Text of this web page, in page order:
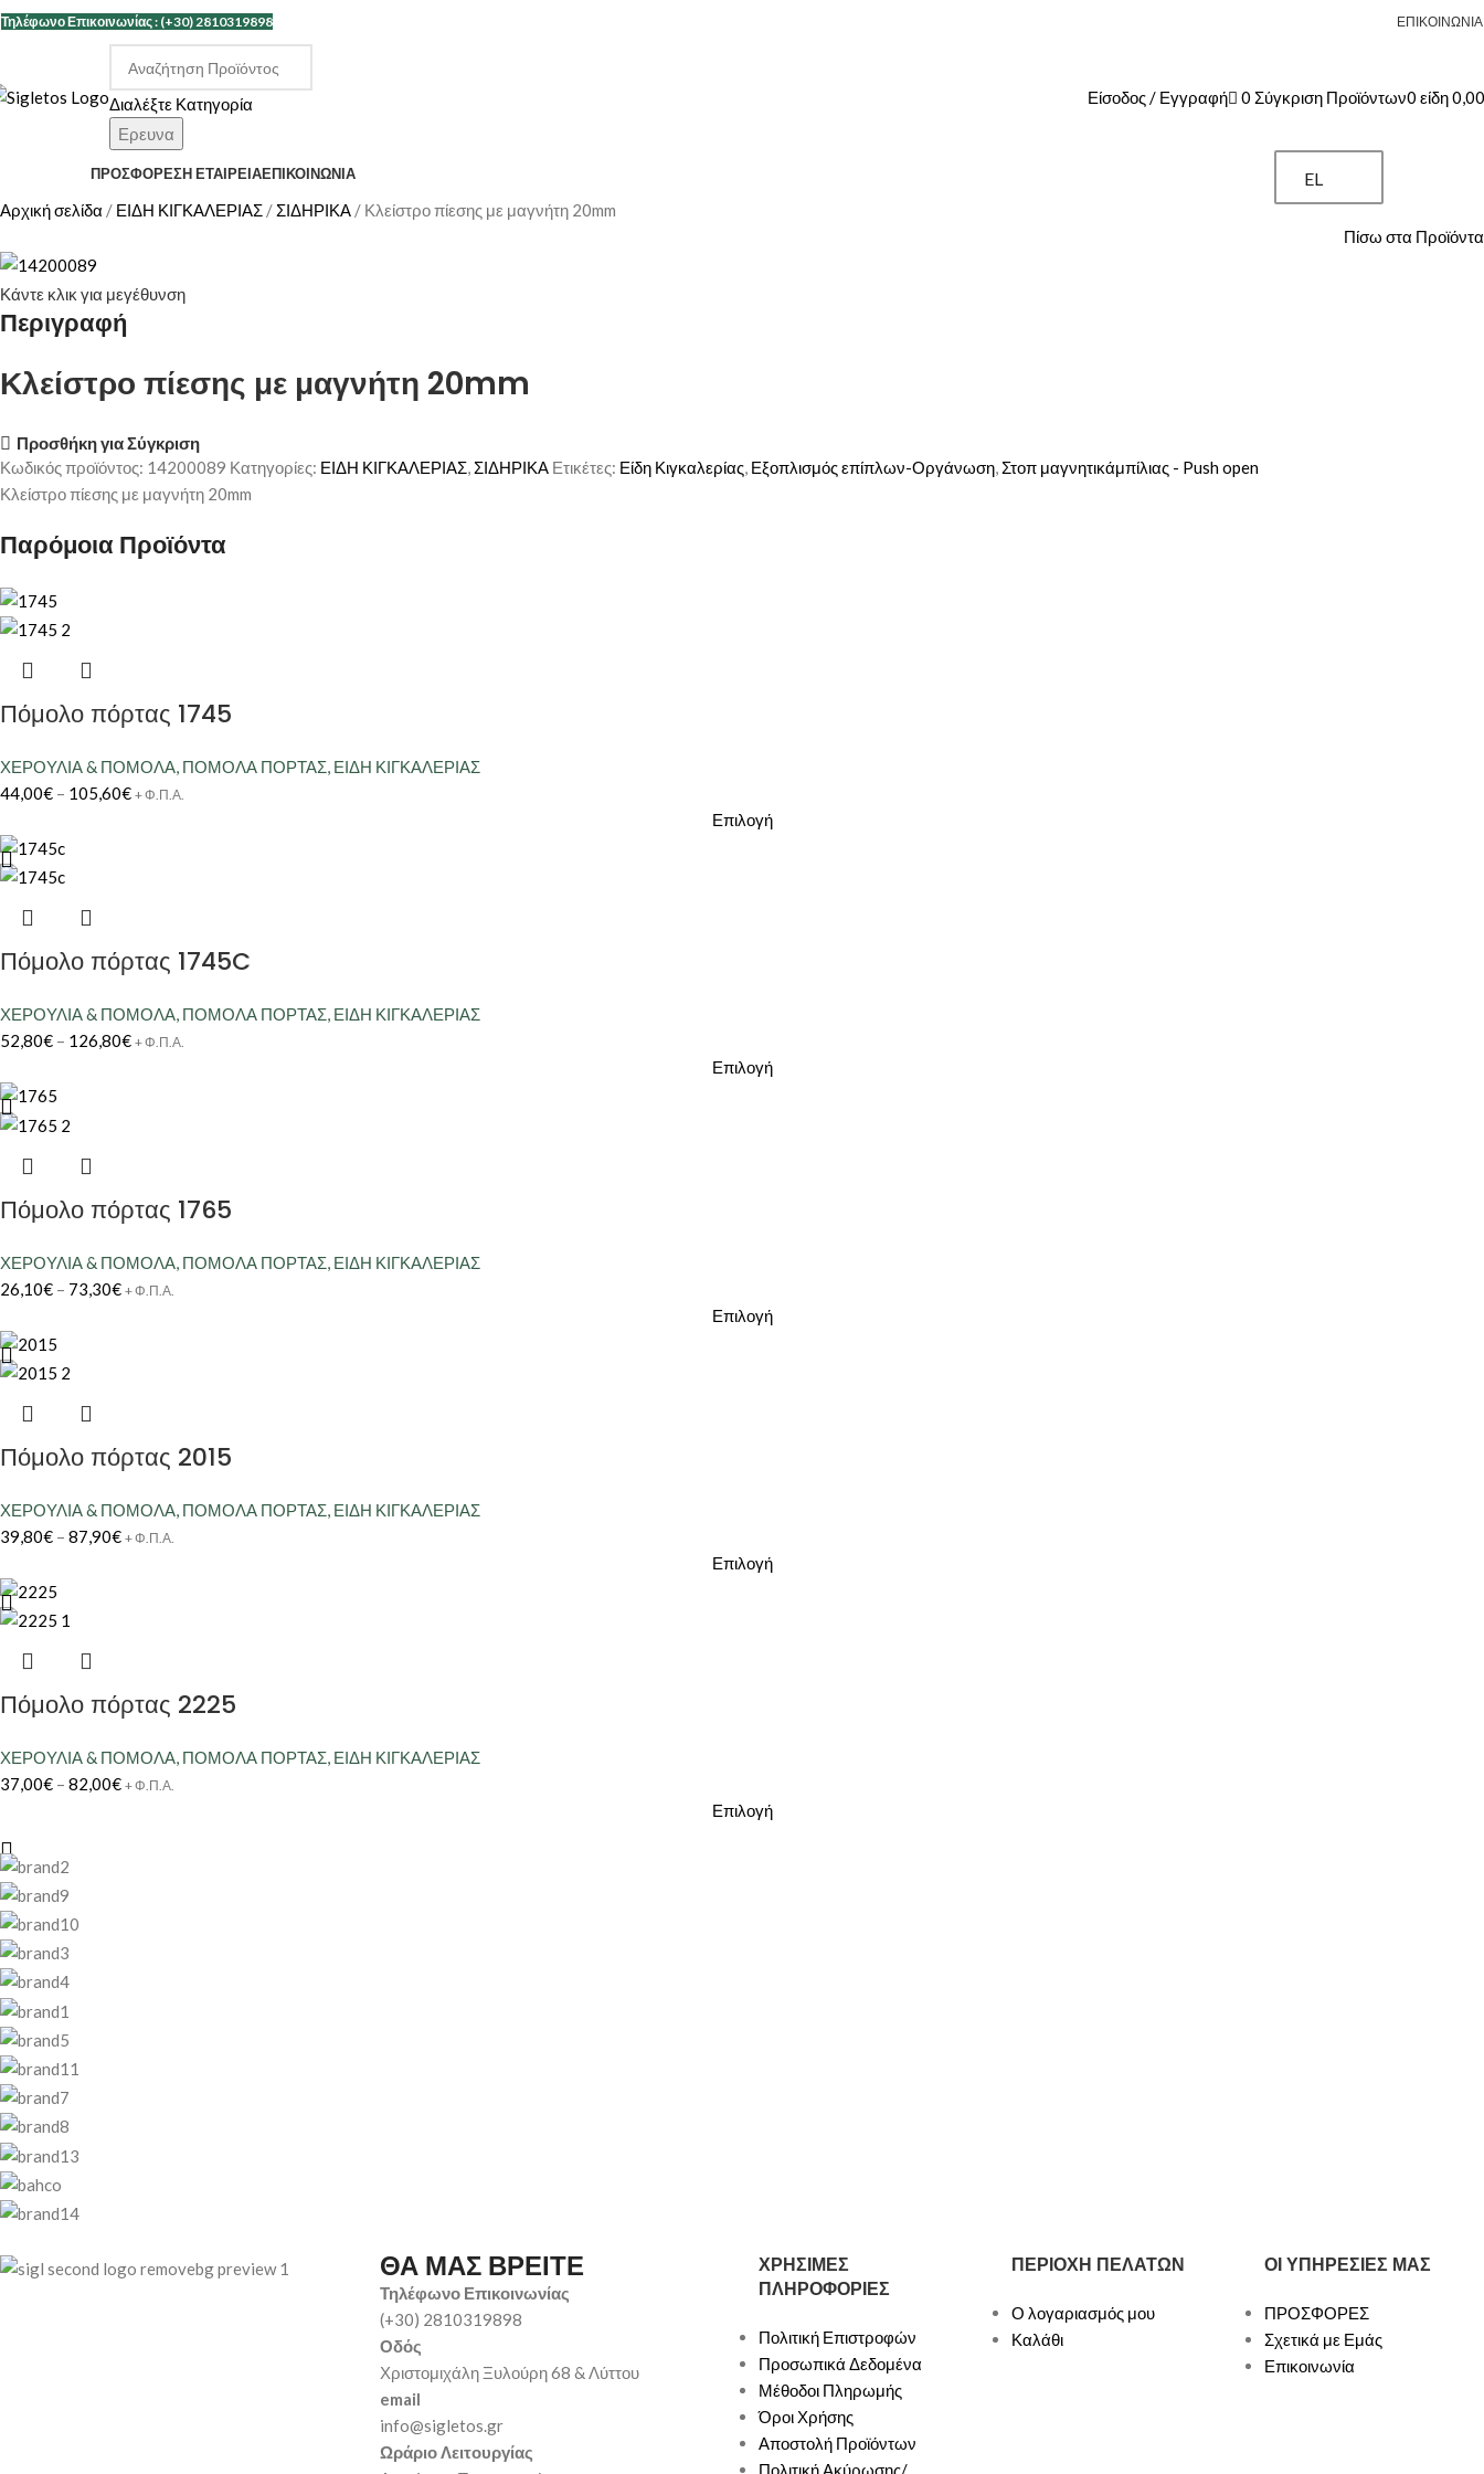
Τηλέφωνο Επικοινωνίας : (+30) 2810319898 ΕΠΙΚΟΙΝΩΝΊΑ
Διαλέξτε Κατηγορία
Ερευνα
Είσοδος / Εγγραφή 0 Σύγκριση Προϊόντων0 είδη0,00
ΠΡΟΣΦΟΡΕΣΗ ΕΤΑΙΡΕΊΑΕΠΙΚΟΙΝΩΝΊΑ EL
Αρχική σελίδα ΕΙΔΗ ΚΙΓΚΑΛΕΡΙΑΣ ΣΙΔΗΡΙΚΑ
Κλείστρο πίεσης με μαγνήτη 20mm
Πίσω στα Προϊόντα
Κάντε κλικ για μεγέθυνση
Περιγραφή
Κλείστρο πίεσης με μαγνήτη 20mm
Προσθήκη για Σύγκριση
Κωδικός προϊόντος: 14200089 Κατηγορίες: ΕΙΔΗ ΚΙΓΚΑΛΕΡΙΑΣ, ΣΙΔΗΡΙΚΑ Ετικέτες: Είδη Κιγκαλερίας, Εξοπλισμός επίπλων-Οργάνωση, Στοπ μαγνητικάμπίλιας - Push open
Κλείστρο πίεσης με μαγνήτη 20mm
Παρόμοια Προϊόντα
Πόμολο πόρτας 1745
ΧΕΡΟΥΛΙΑ & ΠΟΜΟΛΑ, ΠΟΜΟΛΑ ΠΟΡΤΑΣ, ΕΙΔΗ ΚΙΓΚΑΛΕΡΙΑΣ
44,00€ – 105,60€ + Φ.Π.Α.
Επιλογή
Πόμολο πόρτας 1745C
ΧΕΡΟΥΛΙΑ & ΠΟΜΟΛΑ, ΠΟΜΟΛΑ ΠΟΡΤΑΣ, ΕΙΔΗ ΚΙΓΚΑΛΕΡΙΑΣ
52,80€ – 126,80€ + Φ.Π.Α.
Επιλογή
Πόμολο πόρτας 1765
ΧΕΡΟΥΛΙΑ & ΠΟΜΟΛΑ, ΠΟΜΟΛΑ ΠΟΡΤΑΣ, ΕΙΔΗ ΚΙΓΚΑΛΕΡΙΑΣ
26,10€ – 73,30€ + Φ.Π.Α.
Επιλογή
Πόμολο πόρτας 2015
ΧΕΡΟΥΛΙΑ & ΠΟΜΟΛΑ, ΠΟΜΟΛΑ ΠΟΡΤΑΣ, ΕΙΔΗ ΚΙΓΚΑΛΕΡΙΑΣ
39,80€ – 87,90€ + Φ.Π.Α.
Επιλογή
Πόμολο πόρτας 2225
ΧΕΡΟΥΛΙΑ & ΠΟΜΟΛΑ, ΠΟΜΟΛΑ ΠΟΡΤΑΣ, ΕΙΔΗ ΚΙΓΚΑΛΕΡΙΑΣ
37,00€ – 82,00€ + Φ.Π.Α.
Επιλογή
ΘΑ ΜΑΣ ΒΡΕΙΤΕ
Τηλέφωνο Επικοινωνίας
(+30) 2810319898
Οδός
Χριστομιχάλη Ξυλούρη 68 & Λύττου
email
info@sigletos.gr
Ωράριο Λειτουργίας
ΧΡΗΣΙΜΕΣ
ΠΛΗΡΟΦΟΡΙΕΣ
Πολιτική Επιστροφών
Προσωπικά Δεδομένα
Μέθοδοι Πληρωμής
Όροι Χρήσης
Αποστολή Προϊόντων
Πολιτική Ακύρωσης/
ΠΕΡΙΟΧΗ ΠΕΛΑΤΩΝ
Ο λογαριασμός μου
Καλάθι
ΟΙ ΥΠΗΡΕΣΙΕΣ ΜΑΣ
ΠΡΟΣΦΟΡΕΣ
Σχετικά με Εμάς
Επικοινωνία